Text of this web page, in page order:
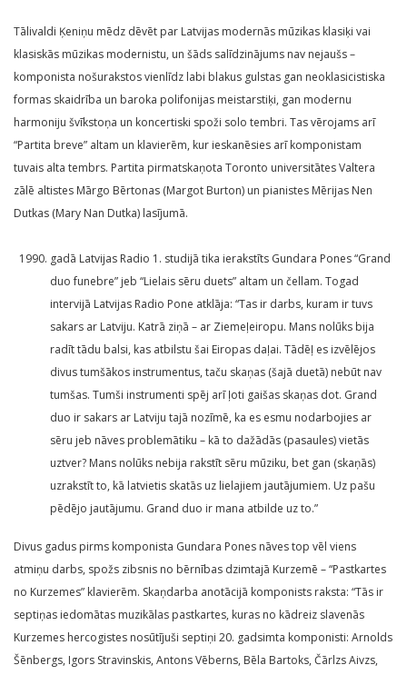
Tālivaldi Ķeniņu mēdz dēvēt par Latvijas modernās mūzikas klasiķi vai
klasiskās mūzikas modernistu, un šāds salīdzinājums nav nejaušs –
komponista nošurakstos vienlīdz labi blakus gulstas gan neoklasicistiska
formas skaidrība un baroka polifonijas meistarstiķi, gan modernu
harmoniju švīkstoņa un koncertiski spoži solo tembri. Tas vērojams arī
“Partita breve” altam un klavierēm, kur ieskanēsies arī komponistam
tuvais alta tembrs. Partita pirmatskaņota Toronto universitātes Valtera
zālē altistes Mārgo Bērtonas (Margot Burton) un pianistes Mērijas Nen
Dutkas (Mary Nan Dutka) lasījumā.
gadā Latvijas Radio 1. studijā tika ierakstīts Gundara Pones “Grand
duo funebre” jeb “Lielais sēru duets” altam un čellam. Togad
intervijā Latvijas Radio Pone atklāja: “Tas ir darbs, kuram ir tuvs
sakars ar Latviju. Katrā ziņā – ar Ziemeļeiropu. Mans nolūks bija
radīt tādu balsi, kas atbilstu šai Eiropas daļai. Tādēļ es izvēlējos
divus tumšākos instrumentus, taču skaņas (šajā duetā) nebūt nav
tumšas. Tumši instrumenti spēj arī ļoti gaišas skaņas dot. Grand
duo ir sakars ar Latviju tajā nozīmē, ka es esmu nodarbojies ar
sēru jeb nāves problemātiku – kā to dažādās (pasaules) vietās
uztver? Mans nolūks nebija rakstīt sēru mūziku, bet gan (skaņās)
uzrakstīt to, kā latvietis skatās uz lielajiem jautājumiem. Uz pašu
pēdējo jautājumu. Grand duo ir mana atbilde uz to.”
Divus gadus pirms komponista Gundara Pones nāves top vēl viens
atmiņu darbs, spožs zibsnis no bērnības dzimtajā Kurzemē – “Pastkartes
no Kurzemes” klavierēm. Skaņdarba anotācijā komponists raksta: “Tās ir
septiņas iedomātas muzikālas pastkartes, kuras no kādreiz slavenās
Kurzemes hercogistes nosūtījuši septiņi 20. gadsimta komponisti: Arnolds
Šēnbergs, Igors Stravinskis, Antons Vēberns, Bēla Bartoks, Čārlzs Aivzs,